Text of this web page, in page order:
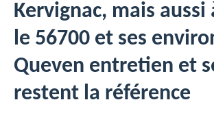
Kervignac, mais aussi
le 56700 et ses
Queven entretien et
restent la référence